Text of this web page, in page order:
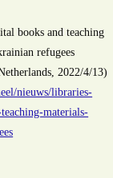
books and teaching
refugees
2022/4/13)
nieuws/libraries-
materials-